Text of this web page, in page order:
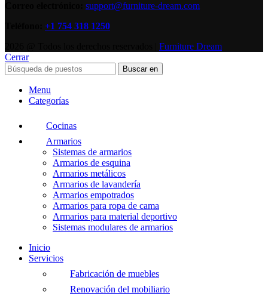
support@furniture-dream.com
+1 754 318 1250
Furniture Dream
Cerrar
Buscar en
Menu
Categorías
Cocinas
Armarios
Sistemas de armarios
Armarios de esquina
Armarios metálicos
Armarios de lavandería
Armarios empotrados
Armarios para ropa de cama
Armarios para material deportivo
Sistemas modulares de armarios
Inicio
Servicios
Fabricación de muebles
Renovación del mobiliario